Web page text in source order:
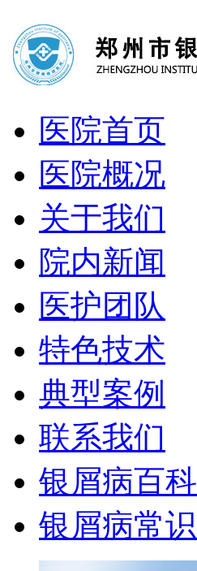
医院首页
医院概况
关于我们
院内新闻
医护团队
特色技术
典型案例
联系我们
银屑病百科
银屑病常识